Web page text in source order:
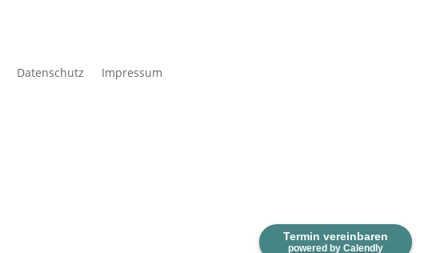
Termin vereinbaren
powered by Calendly
Datenschutz Impressum